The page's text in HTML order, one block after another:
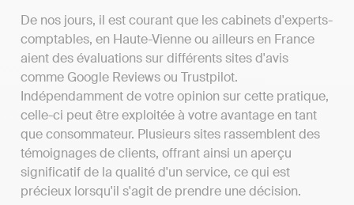
De nos jours, il est courant que les cabinets d'experts-
comptables, en Haute-Vienne ou ailleurs en France
aient des évaluations sur différents sites d'avis
comme Google Reviews ou Trustpilot.
Indépendamment de votre opinion sur cette pratique,
celle-ci peut être exploitée à votre avantage en tant
que consommateur. Plusieurs sites rassemblent des
témoignages de clients, offrant ainsi un aperçu
significatif de la qualité d'un service, ce qui est
précieux lorsqu'il s'agit de prendre une décision.